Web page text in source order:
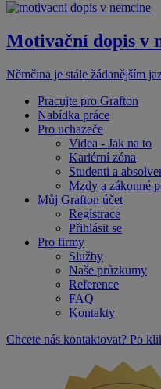
Motivační dopis v
Němčina je stále žádanějším
Pracujte pro Grafton
Nabídka práce
Pro uchazeče
Videa - Jak na to
Kariérní zóna
Studenti a
Mzdy a zákonné
Můj Grafton účet
Registrace
Přihlásit se
Pro firmy
Služby
Naše průzkumy
Reference
FAQ
Kontakty
Chcete nás kontaktovat? Po